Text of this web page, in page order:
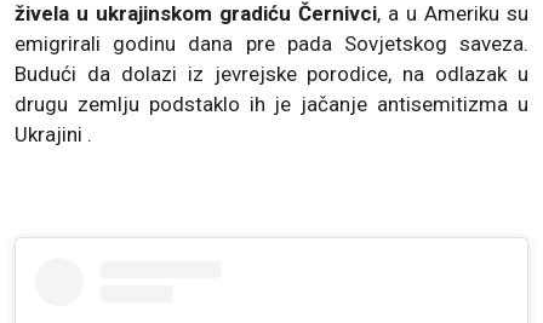
živela u ukrajinskom gradiću Černivci, a u Ameriku su
emigrirali godinu dana pre pada Sovjetskog saveza.
Budući da dolazi iz jevrejske porodice, na odlazak u
drugu zemlju podstaklo ih je jačanje antisemitizma u
Ukrajini .